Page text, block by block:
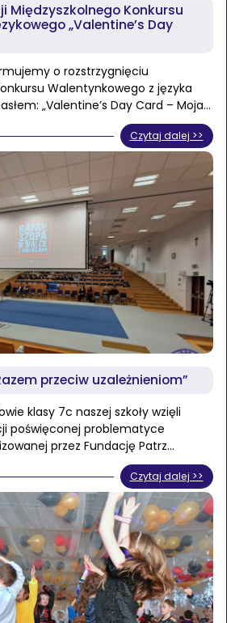
Międzyszkolnego Konkursu
„Valentine’s Day
o rozstrzygnięciu
Walentynkowego z języka
„Valentine’s Day Card – Moja…
Czytaj dalej >>
przeciw uzależnieniom”
klasy 7c naszej szkoły wzięli
poświęconej problematyce
przez Fundację Patrz…
Czytaj dalej >>